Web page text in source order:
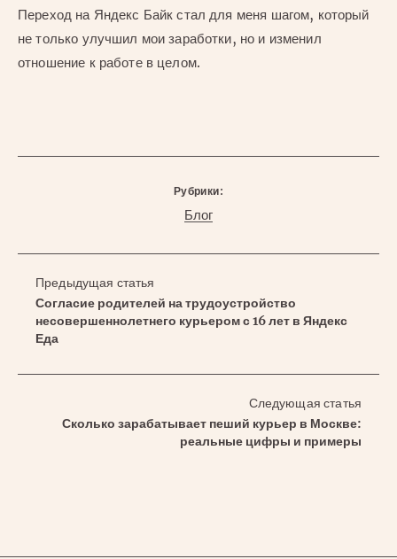
Переход на Яндекс Байк стал для меня шагом, который
не только улучшил мои заработки, но и изменил
отношение к работе в целом.
Рубрики:
Блог
Предыдущая статья
Согласие родителей на трудоустройство
несовершеннолетнего курьером с 16 лет в Яндекс
Еда
Следующая статья
Сколько зарабатывает пеший курьер в Москве:
реальные цифры и примеры